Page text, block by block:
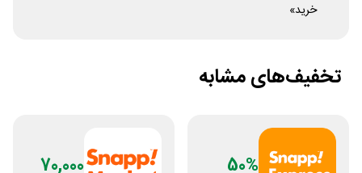
خرید»
تخفیف‌های مشابه
50%
70,000